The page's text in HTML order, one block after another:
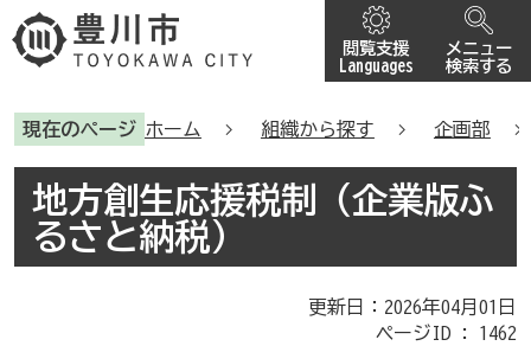
閲覧支援
Languages
メニュー
検索する
現在のページ ホーム 組織から探す 企画部
地方創生応援税制（企業版ふ
るさと納税）
更新日：2026年04月01日
ページID : 1462